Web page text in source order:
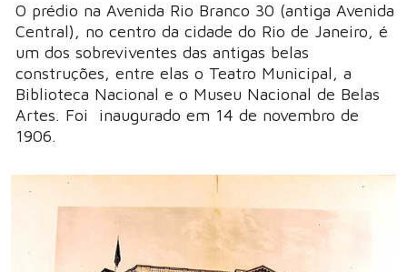
O prédio na Avenida Rio Branco 30 (antiga Avenida
Central), no centro da cidade do Rio de Janeiro, é
um dos sobreviventes das antigas belas
construções, entre elas o Teatro Municipal, a
Biblioteca Nacional e o Museu Nacional de Belas
Artes. Foi inaugurado em 14 de novembro de
1906.